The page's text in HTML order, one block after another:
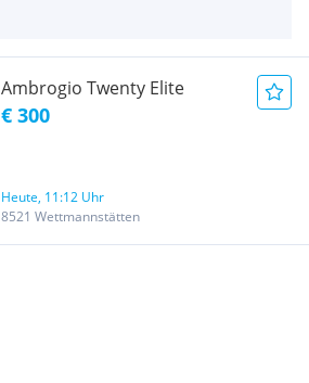
Ambrogio Twenty Elite
€ 300
Heute, 11:12 Uhr
8521 Wettmannstätten